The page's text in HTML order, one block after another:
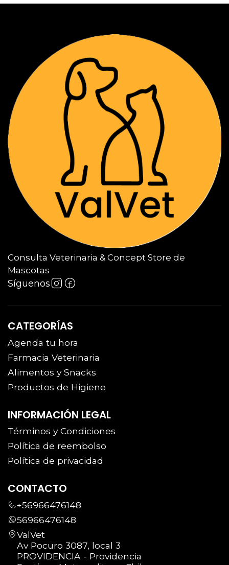
Consulta Veterinaria & Concept Store de
Mascotas
Síguenos
CATEGORÍAS
Agenda tu hora
Farmacia Veterinaria
Alimentos y Snacks
Productos de Higiene
INFORMACIÓN LEGAL
Términos y Condiciones
Política de reembolso
Política de privacidad
CONTACTO
+56966476148
56966476148
ValVet
Av Pocuro 3087, local 3
PROVIDENCIA - Providencia